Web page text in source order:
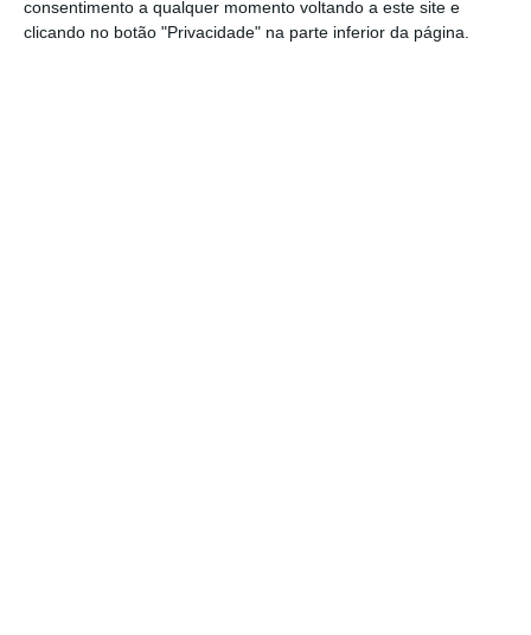
consentimento a qualquer momento voltando a este site e
clicando no botão "Privacidade" na parte inferior da página.
Rodrigo Chaveiro no salto em altura e Rui